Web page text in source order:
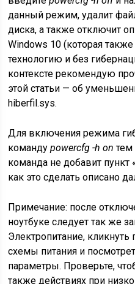
данный режим, удалит
диска, а также отключит
Windows 10 (которая
технологию и без
контексте рекомендую
этой статьи — об
hiberfil.sys.
Для включения режима
командуpowercfg -h on тем
команда не добавит
как это сделать описано
Примечание: после
ноутбуке следует так же
Электропитание,
схемы питания и
параметры. Проверьте,
также действиях при